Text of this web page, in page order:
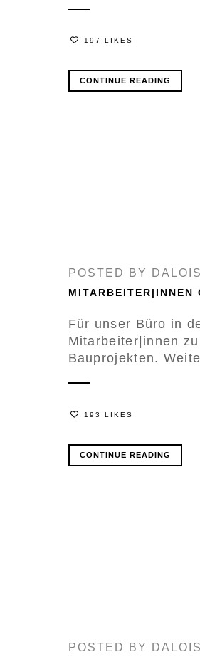
197 LIKES
CONTINUE READING
POSTED BY
MITARBEITER|INNEN
Für unser Büro in
Mitarbeiter|innen
Bauprojekten.
193 LIKES
CONTINUE READING
POSTED BY